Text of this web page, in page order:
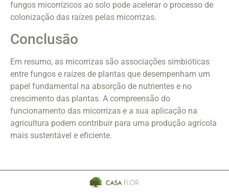
fungos micorrízicos ao solo pode acelerar o processo de
colonização das raízes pelas micorrizas.
Conclusão
Em resumo, as micorrizas são associações simbióticas
entre fungos e raízes de plantas que desempenham um
papel fundamental na absorção de nutrientes e no
crescimento das plantas. A compreensão do
funcionamento das micorrizas e a sua aplicação na
agricultura podem contribuir para uma produção agrícola
mais sustentável e eficiente.